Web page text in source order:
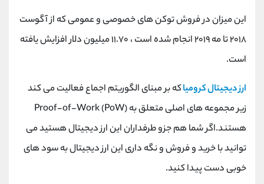
این میزان در فروش توکن های خصوصی و عمومی که از آگوست
۲۰۱۸ تا مه ۲۰۱۹ انجام شده است ، ۱۱.۷۰ میلیون دلار افزایش یافته
است.
ارز دیجیتال کرومیاکه بر مبنای الگوریتم اجماع فعالیت می کند
زیر مجموعه های اصلی متعلق به Proof-of-Work (PoW)
هستند.اگر شما هم جزو طرفداران این ارز دیجیتال هستید می
توانید با خرید و فروش و نگه داری این ارز دیجیتال به سود های
خوبی دست پیدا کنید.